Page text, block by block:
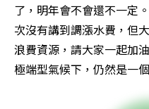
了，明年會不會還不一定
次沒有講到調漲水費，但
浪費資源，請大家一起加
極端型氣候下，仍然是一